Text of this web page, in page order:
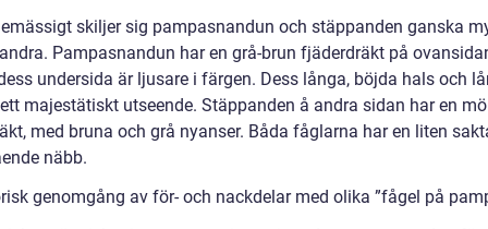
skiljer sig pampasnandun och stäppanden ganska
Pampasnandun har en grå-brun fjäderdräkt på
undersida är ljusare i färgen. Dess långa, böjda hals och
majestätiskt utseende. Stäppanden å andra sidan har en
med bruna och grå nyanser. Båda fåglarna har en liten
näbb.
genomgång av för- och nackdelar med olika ”fågel på